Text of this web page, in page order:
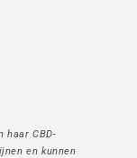
haar CBD-
en kunnen